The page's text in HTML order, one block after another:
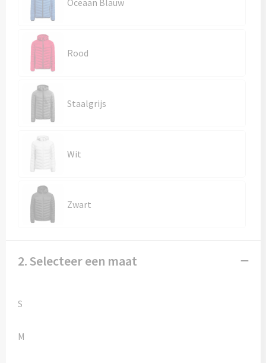
Kledingaccessoires
Ondergoed, Sokken en Nachtkleding
Vesten
Bivakmuts test
Oceaan Blauw
Rood
Staalgrijs
Wit
Zwart
2. Selecteer een maat
S
M